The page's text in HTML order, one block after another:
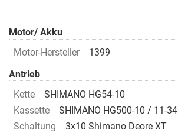
Motor/ Akku
Motor-Hersteller
1399
Antrieb
Kette
SHIMANO HG54-10
Kassette
SHIMANO HG500-10 / 11-34
Schaltung
3x10 Shimano Deore XT